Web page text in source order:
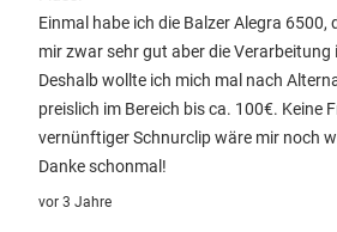
Einmal habe ich die Balzer Alegra 6500,
mir zwar sehr gut aber die
Deshalb wollte ich mich mal nach
preislich im Bereich bis ca. 100€. Keine
vernünftiger Schnurclip wäre mir noch
Danke schonmal!
vor 3 Jahre